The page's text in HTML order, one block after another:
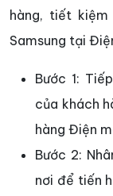
hàng, tiết
Samsung tại
Bước 1:
của khách
hàng Điện
Bước 2:
nơi để tiến